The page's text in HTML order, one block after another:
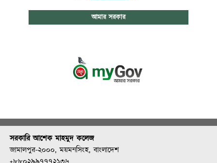
আমার সরকার
সরকারি আশেক মাহমুদ কলেজ
জামালপুর-২০০০, ময়মনসিংহ, বাংলাদেশ